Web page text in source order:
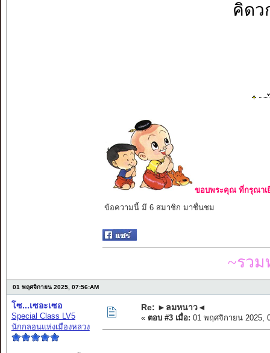
คิดว
ขอบพระคุณ ที่กรุณาเ
ข้อความนี้ มี 6 สมาชิก มาชื่นชม
~รวม
01 พฤศจิกายน 2025, 07:56:AM
โซ...เซอะเซอ
Special Class LV5
นักกลอนแห่งเมืองหลวง
Re: ►ลมหนาว◄
« ตอบ #3 เมื่อ: 01 พฤศจิกายน 2025,